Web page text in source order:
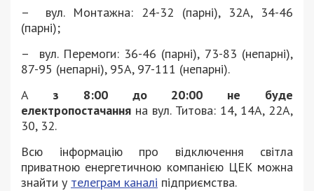
– вул. Монтажна: 24-32 (парні), 32А, 34-46
(парні);
– вул. Перемоги: 36-46 (парні), 73-83 (непарні),
87-95 (непарні), 95А, 97-111 (непарні).
А з 8:00 до 20:00 не буде
електропостачання на вул. Титова: 14, 14А, 22А,
30, 32.
Всю інформацію про відключення світла
приватною енергетичною компанією ЦЕК можна
знайти у телеграм каналі підприємства.